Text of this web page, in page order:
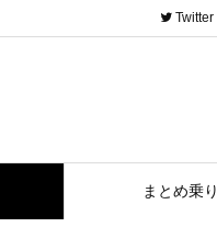
まとめ乗り
Twitter